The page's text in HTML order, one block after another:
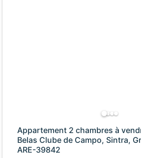
Appartement 2 chambres à
Belas Clube de Campo, Sintra,
ARE-39842